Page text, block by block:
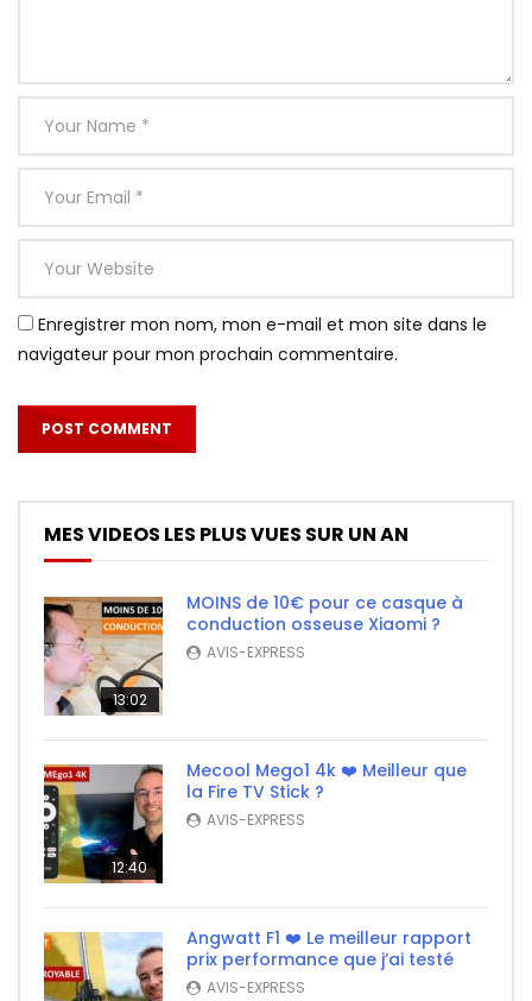
Enregistrer mon nom, mon e-mail et mon site dans le
navigateur pour mon prochain commentaire.
MES VIDEOS LES PLUS VUES SUR UN AN
13:02
MOINS de 10€ pour ce casque à
conduction osseuse Xiaomi ?
AVIS-EXPRESS
12:40
Mecool Mego1 4k ❤️ Meilleur que
la Fire TV Stick ?
AVIS-EXPRESS
Angwatt F1 ❤️ Le meilleur rapport
prix performance que j’ai testé
AVIS-EXPRESS